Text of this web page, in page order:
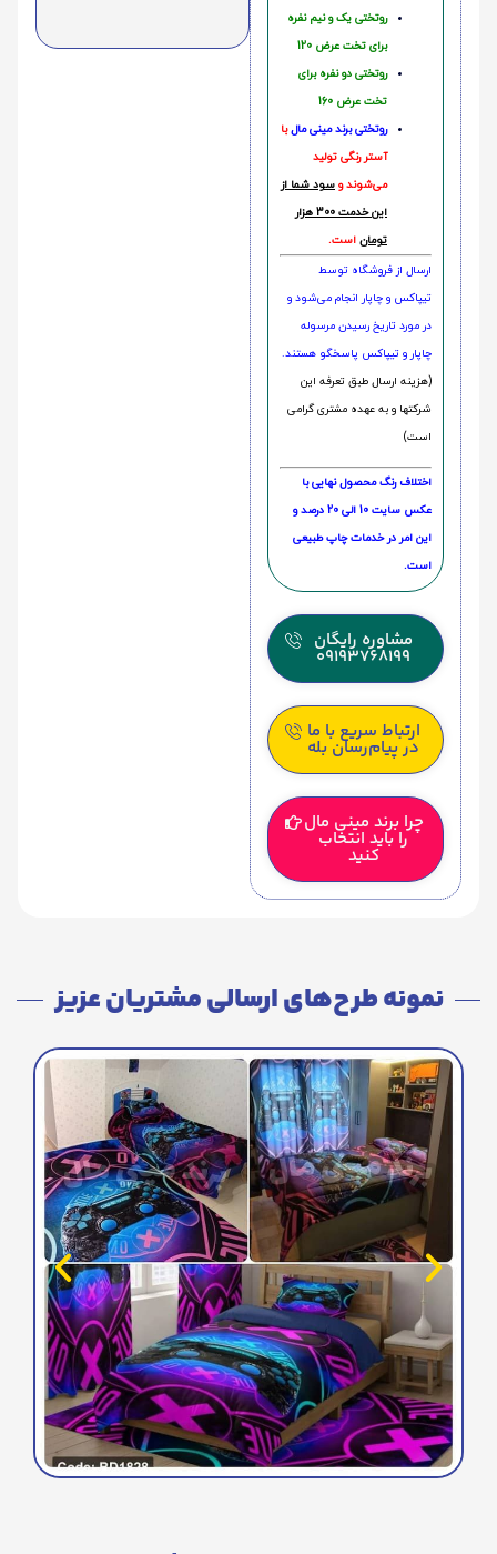
روتختی یک و نیم نفره
برای تخت عرض 120
روتختی دو نفره برای
تخت عرض 160
روتختی‌ برند مینی مالبا
آستر رنگی تولید
می‌شوند و سود شما از
این خدمت 300 هزار
تومان است.
ارسال از فروشگاه توسط
تیپاکس و چاپار انجام می‌شود و
در مورد تاریخ رسیدن مرسوله
چاپار و تیپاکس پاسخگو هستند.
(هزینه ارسال طبق تعرفه این
شرکتها و به عهده مشتری گرامی
است)
اختلاف رنگ محصول نهایی با
عکس سایت 10 الی 20 درصد و
این امر در خدمات چاپ طبیعی
است.
مشاوره رایگان
09193768199
ارتباط سریع با ما
در پیام‌رسان بله
چرا برند مینی مال
را باید انتخاب
کنید
نمونه طرح‌های ارسالی مشتریان عزیز